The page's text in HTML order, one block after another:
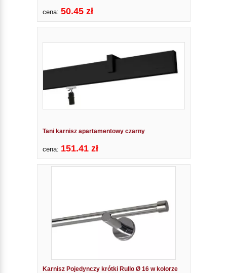
cena: 50.45 zł
Tani karnisz apartamentowy czarny
cena: 151.41 zł
Karnisz Pojedynczy krótki Rullo Ø 16 w kolorze